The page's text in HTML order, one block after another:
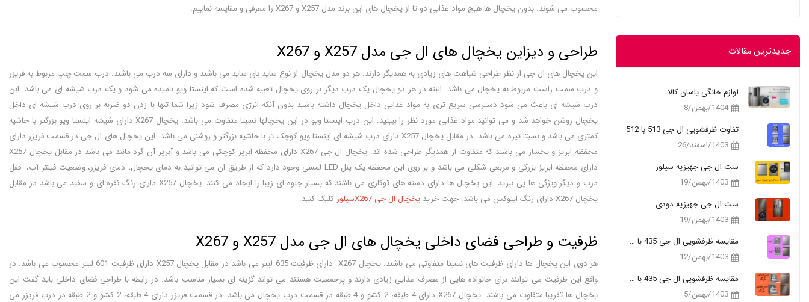
محسوب می شوند. بدون یخچال ها هیچ مواد غذایی دو تا از یخچال های این برند مدل X257 و X267 را معرفی و مقایسه نماییم.
طراحی و دیزاین یخچال های ال جی مدل X257 و X267
این یخچال های ال جی از نظر طراحی شباهت های زیادی به همدیگر دارند. هر دو مدل یخچال از نوع ساید بای ساید می باشند و دارای سه درب می باشند. درب سمت چپ مربوط به فریزر
و درب سمت راست مربوط به یخچال می باشد. البته در هر دو یخچال یک درب دیگر بر روی یخچال تعبیه شده است که اینستا ویو نامیده می شود و یک درب شیشه ای می باشد. ابن
درب شیشه ای باعث می شود دسترسی سریع تری به مواد غذایی داخل یخچال داشته باشید بدون آنکه انرژی مصرف شود زیرا شما تنها با زدن دو ضربه بر روی درب شیشه ای داخل
یخچال روشن خواهد شد و می توانید مواد غذایی مورد نظر را ببینید. این درب اینستا ویو در این یخچالها نسبتا متفاوت می باشد. یخچال X267 دارای شیشه اینستا ویو بزرگتر با حاشیه
کمتری می باشد و نسبتا تیره می باشد. در مقابل یخچال X257 دارای درب شیشه ای اینستا ویو کوچک تر با حاشیه بزرگتر و روشنی می باشد. این یخچال های ال جی در قسمت فریزر دارای
محفظه ابریز و یخساز می باشند که متفاوت از همدیگر طراحی شده اند. یخچال ال جی X267 دارای محفظه ابریز کوچکی می باشد و آبریر آن گرد مانند می باشد در مقابل یخچال X257
دارای محفظه ابریز بزرگی و مربعی شکلی می باشد و بر روی این محفظه یک پنل LED لمسی وجود دارد که از طریق ان می توانید به دمای یخچال، دمای فریزر، وضعیت فیلتر آب، قفل
درب و دیگر ویژگی ها پی ببرید. این یخچال ها دارای دسته های توکاری می باشند که بسیار جلوه ای زیبا را ایجاد می کنند. یخچال X257 دارای رنگ نقره ای و سفید می باشد در مقابل
یخچال X267 دارای رنگ اینوکس می باشد. جهت خرید
یخچال ال جی X267سیلور کلیک کنید.
ظرفیت و طراحی فضای داخلی یخچال های ال جی مدل X257 و X267
هر دوی این یخچال ها دارای ظرفیت های نسبتا متفاوتی می باشند. یخچال X267 دارای ظرفیت 635 لیتر می باشد در مقابل یخچال X257 دارای ظرفیت 601 لیتر محسوب می باشد. در
واقع این ظرفیت می توانند برای خانواده هایی از مصرف غذایی زیادی دارند و پرجمعیت هستند می تواند گزینه ای بسیار مناسب باشد. در رابطه با طراحی فضای داخلی باید گفت این
یخچال ها تقریبا متفاوت می باشند. یخچال X267 دارای 4 طبقه، 2 کشو و 4 طبقه در قسمت درب یخچال می باشد. در قسمت فریزر دارای 4 طبقه، 2 کشو و 2 طبقه در درب فریزر می
جدیدترین مقالات
لوازم خانگی یاسان کالا
1404/بهمن/8
تفاوت ظرفشویی ال جی 513 با 512
1403/اسفند/26
ست ال جی جهیزیه سیلور
1403/بهمن/19
ست ال جی جهیزیه دودی
1403/بهمن/19
مقایسه ظرفشویی ال جی 435 با 335
1403/بهمن/12
مقایسه ظرفشویی ال جی 435 با 325
1403/بهمن/5